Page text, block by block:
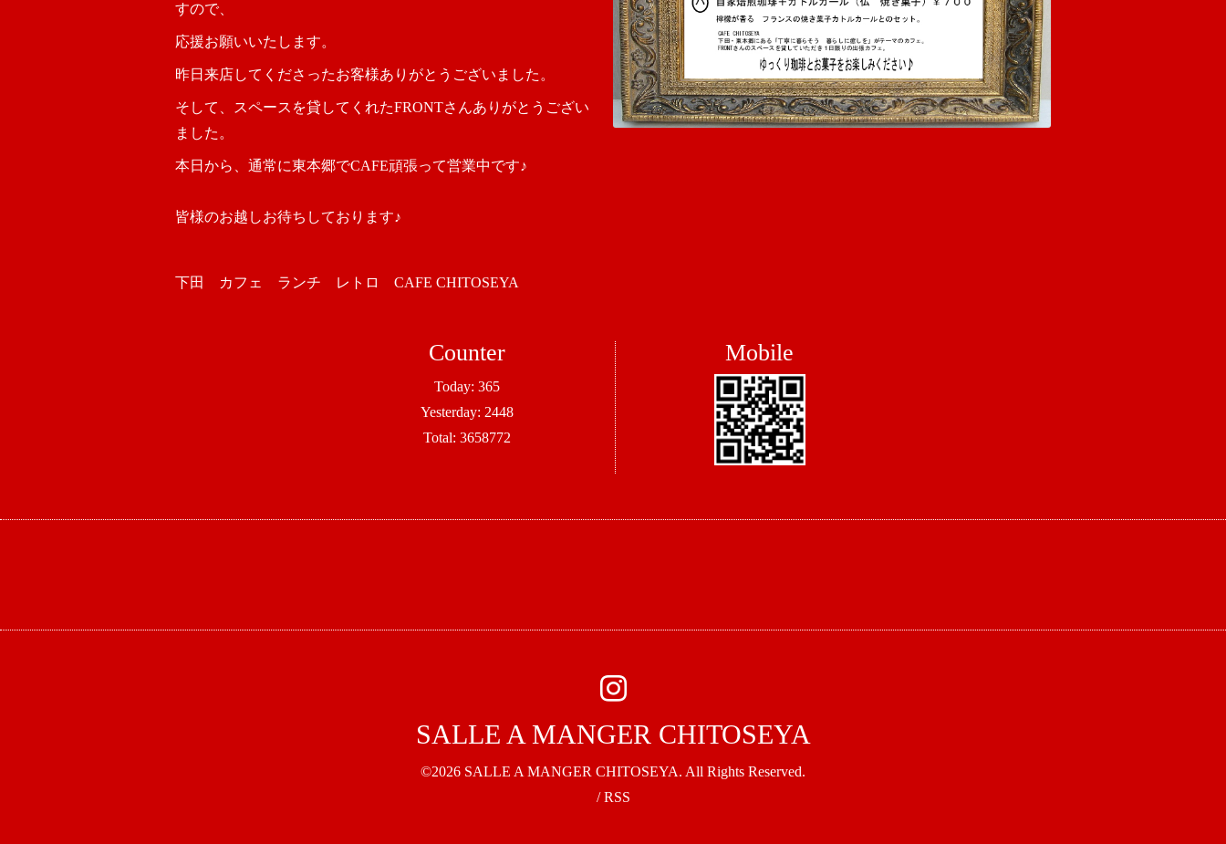
すので、
応援お願いいたします。
昨日来店してくださったお客様ありがとうございました。
そして、スペースを貸してくれたFRONTさんありがとうござい
ました。
本日から、通常に東本郷でCAFE頑張って営業中です♪
皆様のお越しお待ちしております♪
下田 カフェ ランチ レトロ CAFE CHITOSEYA
Counter
Today: 365
Yesterday: 2448
Total: 3658772
Mobile
SALLE A MANGER CHITOSEYA
©2026 SALLE A MANGER CHITOSEYA. All Rights Reserved.
/RSS